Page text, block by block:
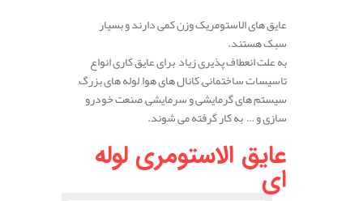
عایق های الاستومریک وزن کمی دارند و بسیار
سبک هستند.
به علت انعطاف پذیری زیاد برای عایق کاری انواع
تاسیسات ساختمانی, کانال های هوا, لوله های بزرگ,
سیستم های گرمایشی و سرمایشی, صنعت خودرو
سازی و … به کار گرفته می شوند.
عایق الاستومری لوله
ای